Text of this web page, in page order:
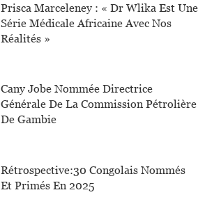
Prisca Marceleney : « Dr Wlika Est Une
Série Médicale Africaine Avec Nos
Réalités »
Cany Jobe Nommée Directrice
Générale De La Commission Pétrolière
De Gambie
Rétrospective:30 Congolais Nommés
Et Primés En 2025